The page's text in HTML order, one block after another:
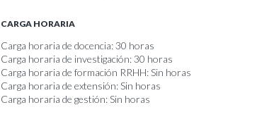
CARGA HORARIA
Carga horaria de docencia: 30 horas
Carga horaria de investigación: 30 horas
Carga horaria de formación RRHH: Sin horas
Carga horaria de extensión: Sin horas
Carga horaria de gestión: Sin horas